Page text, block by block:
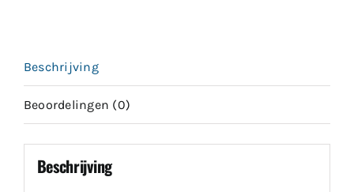
Beschrijving
Beoordelingen (0)
Beschrijving